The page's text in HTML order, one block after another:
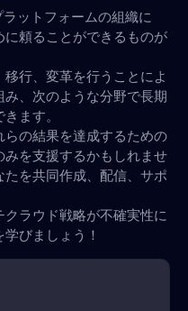
ットフォームの組織に
頼ることができるものが
行、変革を行うことによ
、次のような分野で長期
ます。
らの結果を達成するための
を支援するかもしれませ
を共同作成、配信、サポ
ラウド戦略が不確実性に
びましょう！